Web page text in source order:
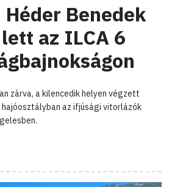
Benedek
az ILCA 6
zárva, a kilencedik helyen végzett
hajóosztályban az ifjúsági vitorlázók